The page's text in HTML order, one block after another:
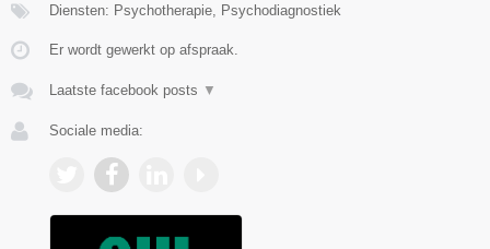
Diensten: Psychotherapie, Psychodiagnostiek
Er wordt gewerkt op afspraak.
Laatste facebook posts ▼
Sociale media: